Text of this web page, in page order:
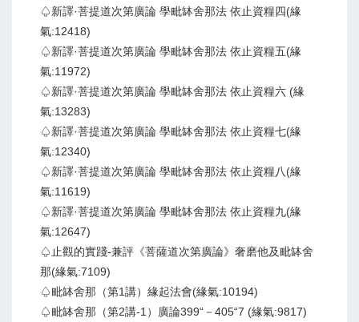
♤新譯·菩提道次第廣論 學毗缽舍那法 依止資糧四(緣
氣:12418)
♤新譯·菩提道次第廣論 學毗缽舍那法 依止資糧五(緣
氣:11972)
♤新譯·菩提道次第廣論 學毗缽舍那法 依止資糧六 (緣
氣:13283)
♤新譯·菩提道次第廣論 學毗缽舍那法 依止資糧七(緣
氣:12340)
♤新譯·菩提道次第廣論 學毗缽舍那法 依止資糧八(緣
氣:11619)
♤新譯·菩提道次第廣論 學毗缽舍那法 依止資糧九(緣
氣:12647)
♤止觀的實踐-兼評《菩薩道次第廣論》奢磨他及毗缽舍
那(緣氣:7109)
♤毗缽舍那（第1講）緣起法會(緣氣:10194)
♤毗缽舍那（第2講-1）廣論399“－405“7 (緣氣:9817)